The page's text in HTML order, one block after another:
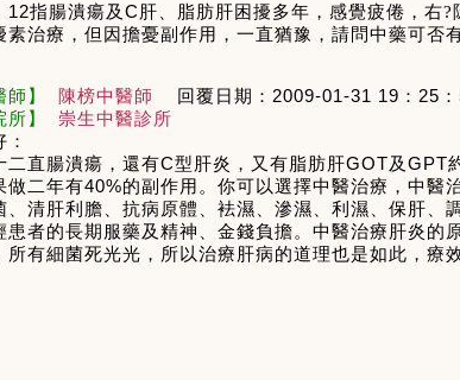
12指腸潰瘍及 C肝、脂肪肝困擾多年，感覺疲倦，右?
素治療，但因擔憂副作用，一直猶豫，請問中藥可否
師】 陳榜中醫師 回覆日期： 2009-01-31 19 ： 25 ：
所】
崇生中醫診所
二直腸潰瘍，還有C型肝炎，又有脂肪肝GOT及 GPT
做二年有40%的副作用。你可以選擇中醫治療，中醫
、清肝利膽、抗病原體、袪濕、滲濕、利濕、保肝、
患者的長期服藥及精神、金錢負擔。中醫治療肝炎的
所有細菌死光光，所以治療肝病的道理也是如此，療